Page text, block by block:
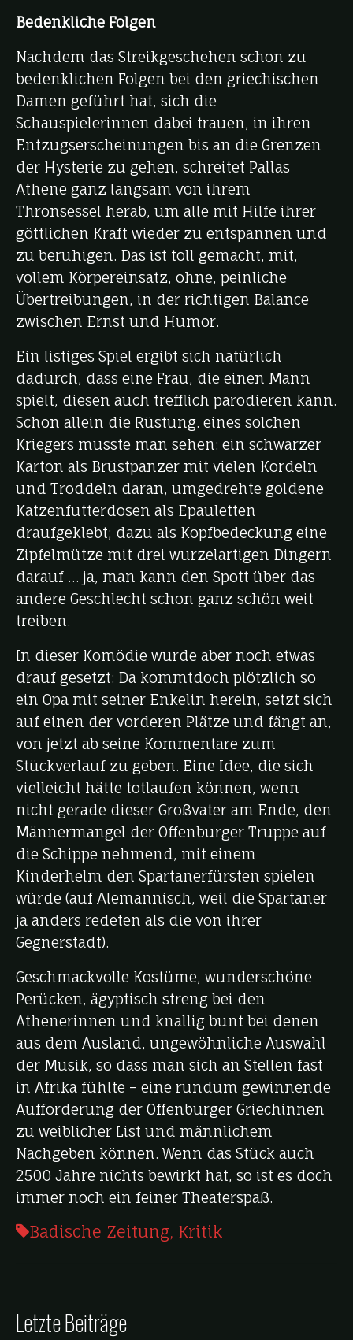
Bedenkliche Folgen
Nachdem das Streikgeschehen schon zu
bedenklichen Folgen bei den griechischen
Damen geführt hat, sich die
Schauspielerinnen dabei trauen, in ihren
Entzugserscheinungen bis an die Grenzen
der Hysterie zu gehen, schreitet Pallas
Athene ganz langsam von ihrem
Thronsessel herab, um alle mit Hilfe ihrer
göttlichen Kraft wieder zu entspannen und
zu beruhigen. Das ist toll gemacht, mit,
vollem Körpereinsatz, ohne, peinliche
Übertreibungen, in der richtigen Balance
zwischen Ernst und Humor.
Ein listiges Spiel ergibt sich natürlich
dadurch, dass eine Frau, die einen Mann
spielt, diesen auch trefflich parodieren kann.
Schon allein die Rüstung. eines solchen
Kriegers musste man sehen: ein schwarzer
Karton als Brustpanzer mit vielen Kordeln
und Troddeln daran, umgedrehte goldene
Katzenfutterdosen als Epauletten
draufgeklebt; dazu als Kopfbedeckung eine
Zipfelmütze mit drei wurzelartigen Dingern
darauf … ja, man kann den Spott über das
andere Geschlecht schon ganz schön weit
treiben.
In dieser Komödie wurde aber noch etwas
drauf gesetzt: Da kommtdoch plötzlich so
ein Opa mit seiner Enkelin herein, setzt sich
auf einen der vorderen Plätze und fängt an,
von jetzt ab seine Kommentare zum
Stückverlauf zu geben. Eine Idee, die sich
vielleicht hätte totlaufen können, wenn
nicht gerade dieser Großvater am Ende, den
Männermangel der Offenburger Truppe auf
die Schippe nehmend, mit einem
Kinderhelm den Spartanerfürsten spielen
würde (auf Alemannisch, weil die Spartaner
ja anders redeten als die von ihrer
Gegnerstadt).
Geschmackvolle Kostüme, wunderschöne
Perücken, ägyptisch streng bei den
Athenerinnen und knallig bunt bei denen
aus dem Ausland, ungewöhnliche Auswahl
der Musik, so dass man sich an Stellen fast
in Afrika fühlte – eine rundum gewinnende
Aufforderung der Offenburger Griechinnen
zu weiblicher List und männlichem
Nachgeben können. Wenn das Stück auch
2500 Jahre nichts bewirkt hat, so ist es doch
immer noch ein feiner Theaterspaß.
Badische Zeitung, Kritik
Letzte Beiträge